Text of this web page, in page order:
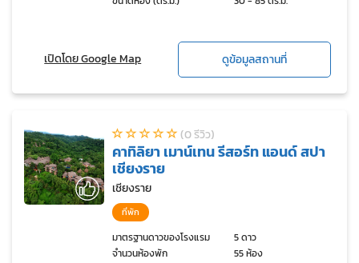
เปิดโดย Google Map ดูข้อมูลสถานที่
(0 รีวิว)
คาทิลิยา เมาน์เทน รีสอร์ท แอนด์ สปา
เชียงราย
เชียงราย
ที่พัก
มาตรฐานดาวของโรงแรม
5 ดาว
จำนวนห้องพัก
55 ห้อง